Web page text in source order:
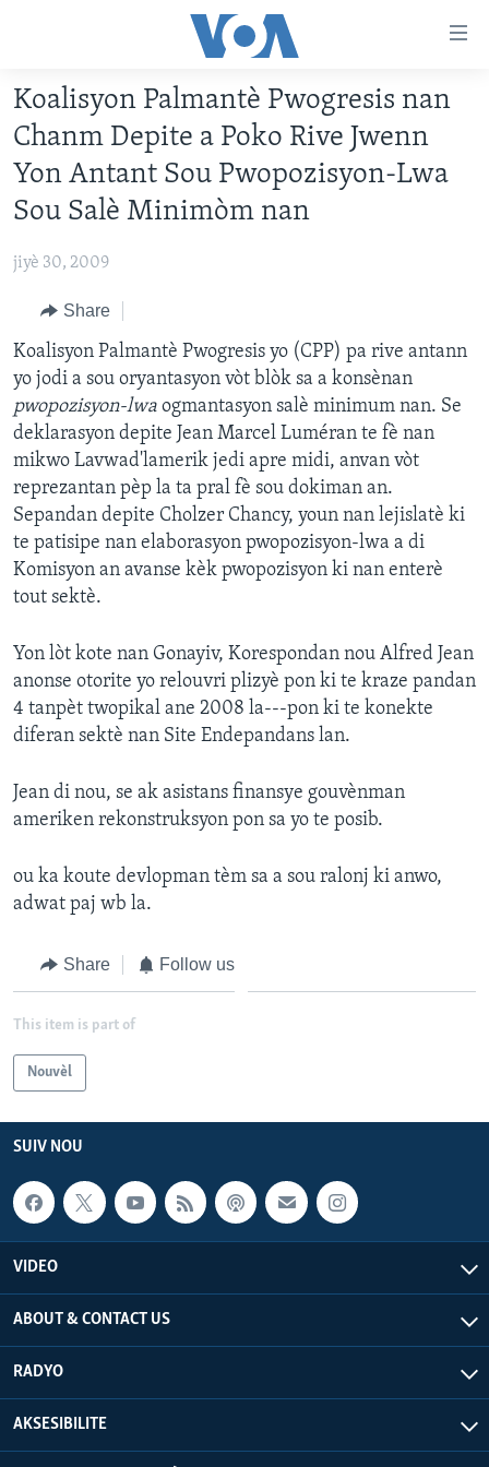
Skip
to
main
content
Skip
to
main
Navigation
Search
AMERIK LATIN
VIDEO
FLASHPOINT IKRÈN
Learning English
SUIV NOU
Languages
Koalisyon Palmantè Pwogresis nan
Chanm Depite a Poko Rive Jwenn
Yon Antant Sou Pwopozisyon-Lwa
Sou Salè Minimòm nan
jiyè 30, 2009
Share
Koalisyon Palmantè Pwogresis yo (CPP) pa rive antann
yo jodi a sou oryantasyon vòt blòk sa a konsènan
pwopozisyon-lwa ogmantasyon salè minimum nan. Se
deklarasyon depite Jean Marcel Luméran te fè nan
mikwo Lavwad'lamerik jedi apre midi, anvan vòt
reprezantan pèp la ta pral fè sou dokiman an.
Sepandan depite Cholzer Chancy, youn nan lejislatè ki
te patisipe nan elaborasyon pwopozisyon-lwa a di
Komisyon an avanse kèk pwopozisyon ki nan enterè
tout sektè.
Yon lòt kote nan Gonayiv, Korespondan nou Alfred Jean
anonse otorite yo relouvri plizyè pon ki te kraze pandan
4 tanpèt twopikal ane 2008 la---pon ki te konekte
diferan sektè nan Site Endepandans lan.
Jean di nou, se ak asistans finansye gouvènman
ameriken rekonstruksyon pon sa yo te posib.
ou ka koute devlopman tèm sa a sou ralonj ki anwo,
adwat paj wb la.
Share Follow us
This item is part of
Nouvèl
SUIV NOU
VIDEO
ABOUT & CONTACT US
RADYO
AKSESIBILITE